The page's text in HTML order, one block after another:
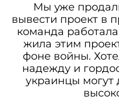
Мы уже
вывести проект в
команда
жила этим
фоне войны.
надежду и
украинцы могут